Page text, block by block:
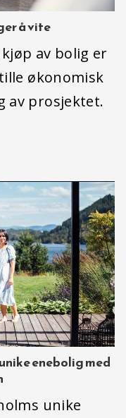
å vite
av bolig er
økonomisk
av prosjektet.
enebolig med
unike